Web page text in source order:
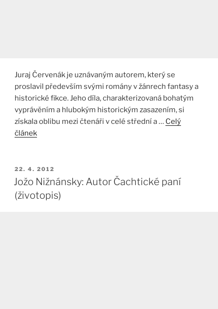
Juraj Červenák je uznávaným autorem, který se
proslavil především svými romány v žánrech fantasy a
historické fikce. Jeho díla, charakterizovaná bohatým
vyprávěním a hlubokým historickým zasazením, si
získala oblibu mezi čtenáři v celé střední a … Celý
článek
PUBLIKOVÁNO
22. 4. 2012
Jožo Nižnánsky: Autor Čachtické paní
(životopis)